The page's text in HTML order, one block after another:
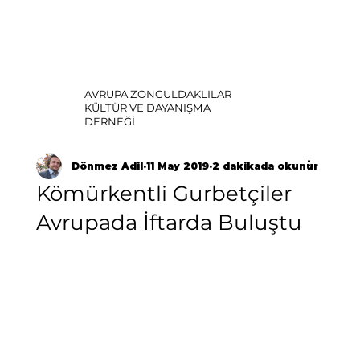
AVRUPA ZONGULDAKLILAR
KÜLTÜR VE DAYANIŞMA
DERNEĞİ
Kömürkentli Gurbetçiler
Avrupada İftarda Buluştu
Dönmez Adil 11 May 2019 2 dakikada okunur